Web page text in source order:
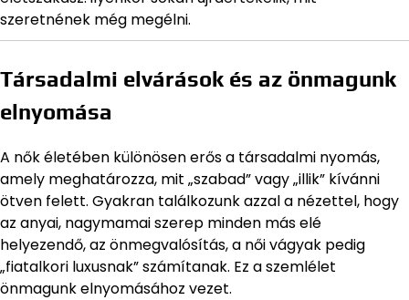
szeretnének még megélni.
Társadalmi elvárások és az önmagunk
elnyomása
A nők életében különösen erős a társadalmi nyomás,
amely meghatározza, mit „szabad” vagy „illik” kívánni
ötven felett. Gyakran találkozunk azzal a nézettel, hogy
az anyai, nagymamai szerep minden más elé
helyezendő, az önmegvalósítás, a női vágyak pedig
„fiatalkori luxusnak” számítanak. Ez a szemlélet
önmagunk elnyomásához vezet.